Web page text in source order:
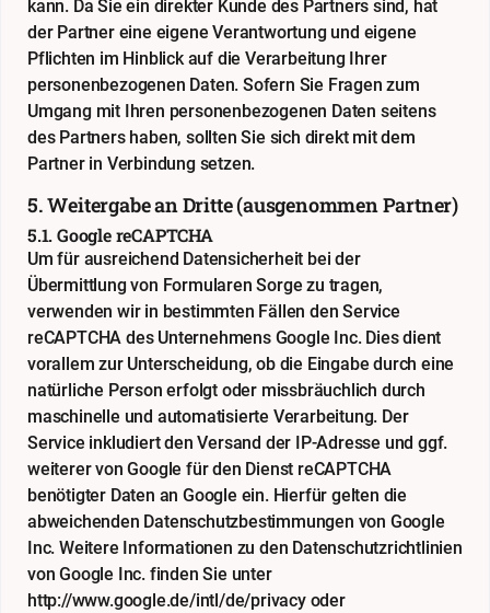
kann. Da Sie ein direkter Kunde des Partners sind, hat
der Partner eine eigene Verantwortung und eigene
Pflichten im Hinblick auf die Verarbeitung Ihrer
personenbezogenen Daten. Sofern Sie Fragen zum
Umgang mit Ihren personenbezogenen Daten seitens
des Partners haben, sollten Sie sich direkt mit dem
Partner in Verbindung setzen.
5. Weitergabe an Dritte (ausgenommen Partner)
5.1. Google reCAPTCHA
Um für ausreichend Datensicherheit bei der
Übermittlung von Formularen Sorge zu tragen,
verwenden wir in bestimmten Fällen den Service
reCAPTCHA des Unternehmens Google Inc. Dies dient
vorallem zur Unterscheidung, ob die Eingabe durch eine
natürliche Person erfolgt oder missbräuchlich durch
maschinelle und automatisierte Verarbeitung. Der
Service inkludiert den Versand der IP-Adresse und ggf.
weiterer von Google für den Dienst reCAPTCHA
benötigter Daten an Google ein. Hierfür gelten die
abweichenden Datenschutzbestimmungen von Google
Inc. Weitere Informationen zu den Datenschutzrichtlinien
von Google Inc. finden Sie unter
http://www.google.de/intl/de/privacyoder